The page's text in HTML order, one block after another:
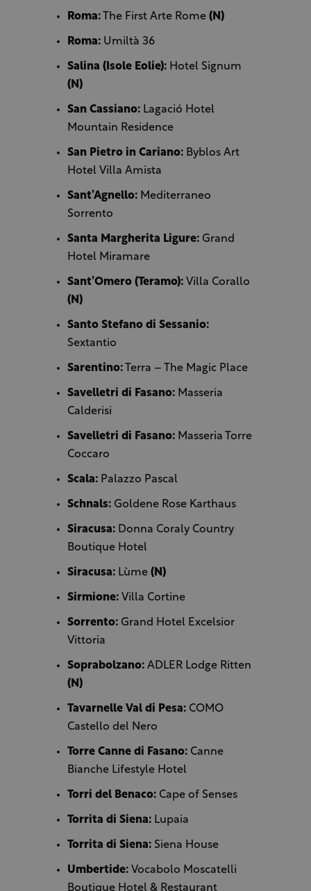
Roma:The First Arte Rome (N)
Roma:Umiltà 36
Salina (Isole Eolie):Hotel Signum
(N)
San Cassiano:Lagació Hotel
Mountain Residence
San Pietro in Cariano:Byblos Art
Hotel Villa Amista
Sant’Agnello:Mediterraneo
Sorrento
Santa Margherita Ligure:Grand
Hotel Miramare
Sant’Omero (Teramo):Villa Corallo
(N)
Santo Stefano di Sessanio:
Sextantio
Sarentino:Terra – The Magic Place
Savelletri di Fasano:Masseria
Calderisi
Savelletri di Fasano:Masseria Torre
Coccaro
Scala:Palazzo Pascal
Schnals:Goldene Rose Karthaus
Siracusa:Donna Coraly Country
Boutique Hotel
Siracusa:Lùme (N)
Sirmione:Villa Cortine
Sorrento:Grand Hotel Excelsior
Vittoria
Soprabolzano:ADLER Lodge Ritten
(N)
Tavarnelle Val di Pesa:COMO
Castello del Nero
Torre Canne di Fasano:Canne
Bianche Lifestyle Hotel
Torri del Benaco:Cape of Senses
Torrita di Siena:Lupaia
Torrita di Siena:Siena House
Umbertide:Vocabolo Moscatelli
Boutique Hotel & Restaurant